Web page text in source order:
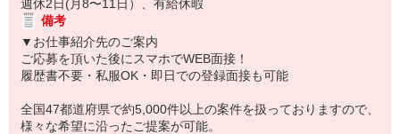
週休2日(月8〜11日）、有給休暇
備考
▼お仕事紹介先のご案内
ご応募を頂いた後にスマホでWEB面接！
履歴書不要・私服OK・即日での登録面接も可能
全国47都道府県で約5,000件以上の案件を扱っておりますので、
様々な希望に沿ったご提案が可能。